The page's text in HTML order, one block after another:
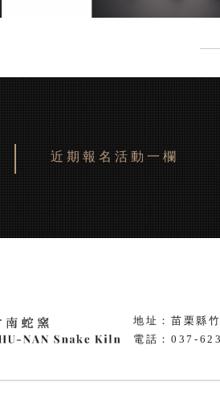
近期報名活動一欄
地址：苗栗縣
電話： 037-